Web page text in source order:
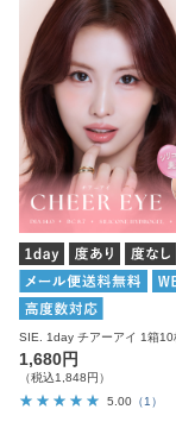
1,680円
（税込1,848円）
5.00 （1）